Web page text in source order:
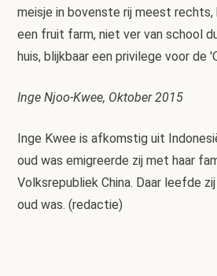
meisje in bovenste rij meest
een fruit farm, niet ver van school
huis, blijkbaar een privilege voor de
Inge Njoo-Kwee, Oktober 2015
Inge Kwee is afkomstig uit
oud was emigreerde zij met haar
Volksrepubliek China. Daar leefde
oud was. (redactie)